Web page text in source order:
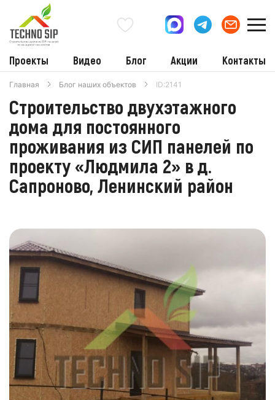
Проекты Видео Блог Акции Контакты
Главная Блог наших объектов ID:2141
Строительство двухэтажного
дома для постоянного
проживания из СИП панелей по
проекту «Людмила 2» в д.
Сапроново, Ленинский район